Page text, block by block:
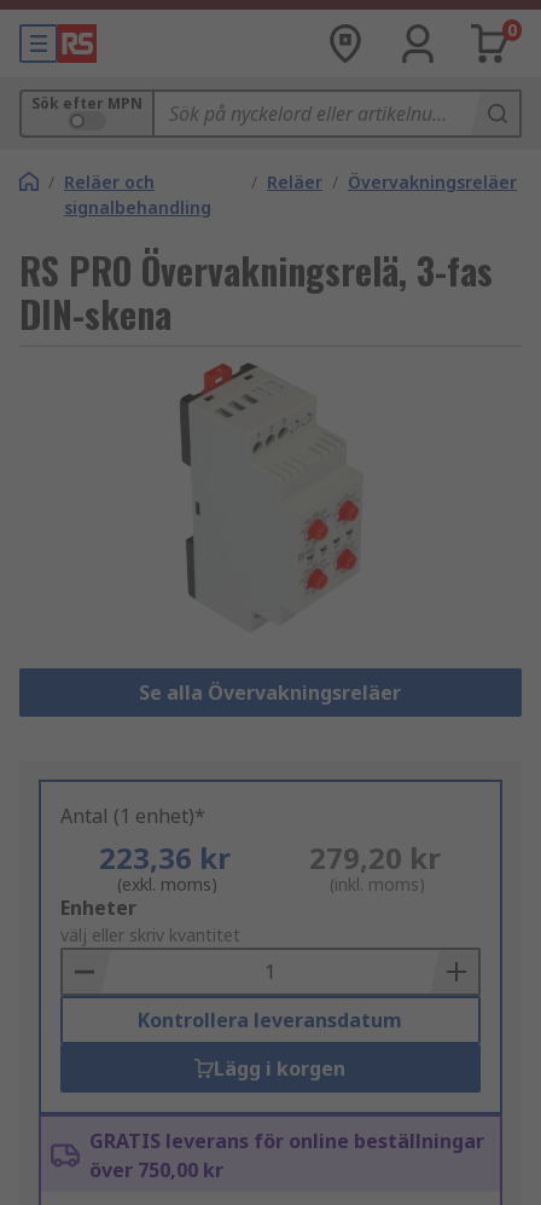
0
Sök efter MPN
/ Reläer och
signalbehandling
/ Reläer / Övervakningsreläer
RS PRO Övervakningsrelä, 3-fas
DIN-skena
Se alla Övervakningsreläer
Antal (1 enhet)*
223,36 kr
(exkl. moms)
279,20 kr
(inkl. moms)
Add
to
Basket
Enheter
välj eller skriv kvantitet
Kontrollera leveransdatum
Lägg i korgen
GRATIS leverans för online beställningar
över 750,00 kr